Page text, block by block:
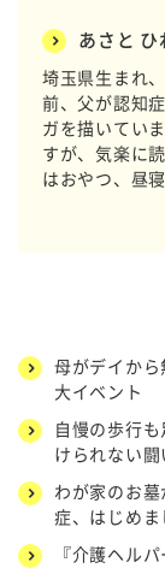
あさと ひ
埼玉県生まれ
前、父が認知
ガを描いてい
すが、気楽に
はおやつ、昼寝
母がデイか
大イベント
自慢の歩行
けられない闘
わが家のお
症、はじめま
『介護ヘル